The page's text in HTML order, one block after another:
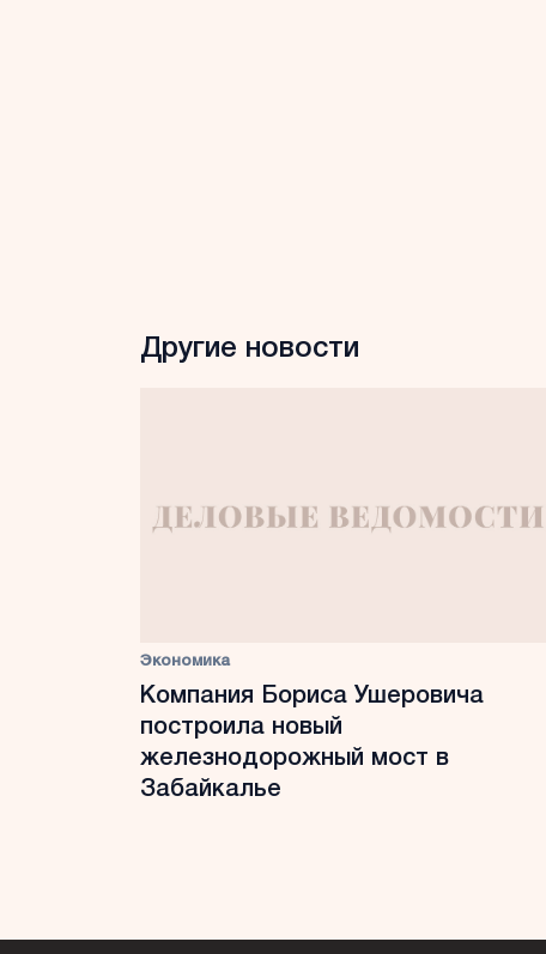
Другие новости
Экономика
Компания Бориса Ушеровича
построила новый
железнодорожный мост в
Забайкалье